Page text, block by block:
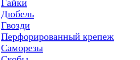
Гайки
Дюбель
Гвозди
Перфорированный крепеж
Саморезы